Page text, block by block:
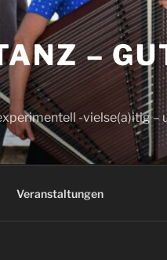
–
-vielse(a)itig –
Veranstaltungen